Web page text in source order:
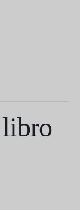
libro